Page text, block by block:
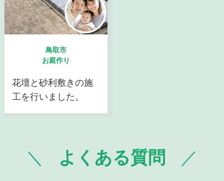
鳥取市
お庭作り
花壇と砂利敷きの施
工を行いました。
よくある質問